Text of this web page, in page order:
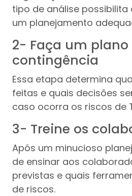
tipo de análise
um planejamento
2- Faça um plano
contingência
Essa etapa determina
feitas e quais decisões
caso ocorra os riscos de
3- Treine os
Após um minucioso
de ensinar aos
previstas e quais
de riscos.